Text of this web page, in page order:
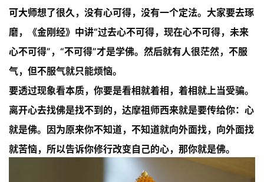
可大师想了很久，没有心可得，没有一个定法。大家要去琢
磨，《金刚经》中讲“过去心不可得，现在心不可得，未来
心不可得”，“不可得”才是学佛。然后就有人很茫然，不服
气，但不服气就只能烦恼。
要透过现象看本质，你要是看相就着相，着相就上当受骗。
离开心去找佛是找不到的，达摩祖师西来就是要传给你：心
就是佛。因为原来你不知道，不知道就向外面找，向外面找
就苦恼，所以告诉你修行改变自己的心，那你就是佛。